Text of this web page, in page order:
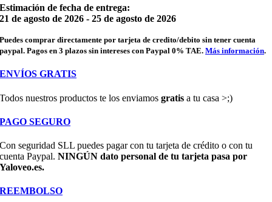
Estimación de fecha de entrega:
21 de agosto de 2026 - 25 de agosto de 2026
Puedes comprar directamente por tarjeta de credito/debito sin tener cuenta
paypal. Pagos en 3 plazos sin intereses con Paypal 0% TAE.Más información.
ENVÍOS GRATIS
Todos nuestros productos te los enviamosgratis a tu casa >;)
PAGO SEGURO
Con seguridad SLL puedes pagar con tu tarjeta de crédito o con tu
cuenta Paypal.NINGÚN dato personal de tu tarjeta pasa por
Yaloveo.es.
REEMBOLSO